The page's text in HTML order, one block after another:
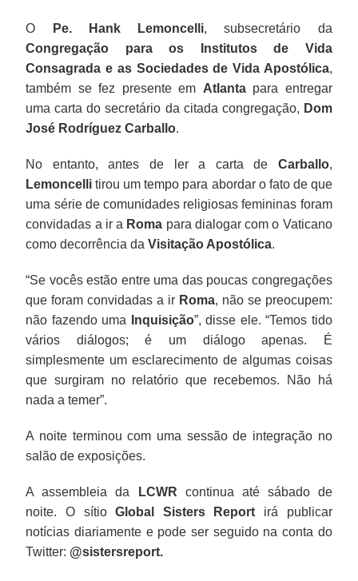
O Pe. Hank Lemoncelli, subsecretário da
Congregação para os Institutos de Vida
Consagrada e as Sociedades de Vida Apostólica,
também se fez presente em Atlantapara entregar
uma carta do secretário da citada congregação, Dom
José Rodríguez Carballo.
No entanto, antes de ler a carta de Carballo,
Lemoncelli tirou um tempo para abordar o fato de que
uma série de comunidades religiosas femininas foram
convidadas a ir a Roma para dialogar com o Vaticano
como decorrência daVisitação Apostólica.
“Se vocês estão entre uma das poucas congregações
que foram convidadas a ir Roma, não se preocupem:
não fazendo uma
Inquisição”, disse ele. “Temos tido
vários diálogos; é um diálogo apenas. É
simplesmente um esclarecimento de algumas coisas
que surgiram no relatório que recebemos. Não há
nada a temer”.
A noite terminou com uma sessão de integração no
salão de exposições.
A assembleia da LCWR continua até sábado de
noite. O sítioGlobal Sisters Report irá publicar
notícias diariamente e pode ser seguido na conta do
Twitter: @sistersreport.